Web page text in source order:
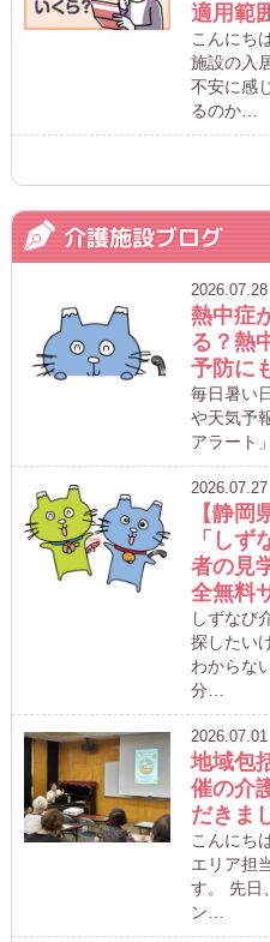
適用範
こんにち
施設の入
不安に感
るのか…
介護施設ブログ
2026.07.28
熱中症
る？熱
予防に
毎日暑い
や天気予
アラート
2026.07.27
【静岡
「しず
者の見
全無料
しずなび
探したい
わからな
分…
2026.07.01
地域包
催の介
だきま
こんにち
エリア担
す。 先日
ン…